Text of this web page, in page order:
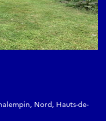
Nord, Hauts-de-